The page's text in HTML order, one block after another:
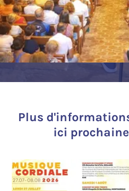
Plus
ici